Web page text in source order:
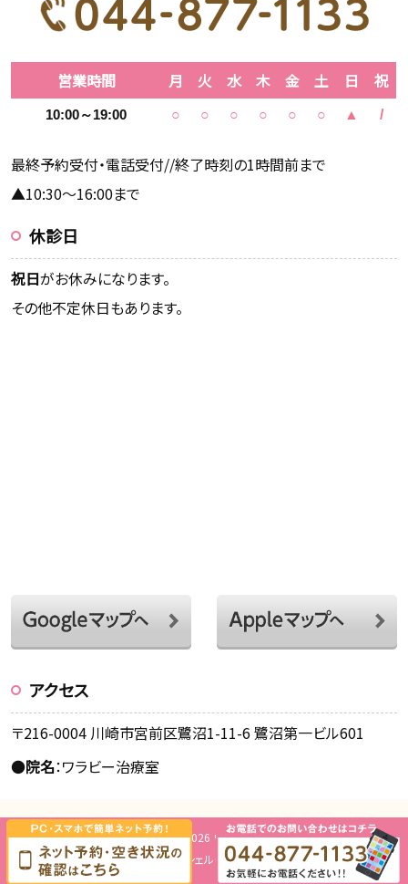
営業時間 月 火 水 木 金 土 日 祝
10:00～19:00 ○ ○ ○ ○ ○ ○ ▲ /
最終予約受付・電話受付//終了時刻の1時間前まで
▲10:30～16:00まで
休診日
祝日がお休みになります。
その他不定休日もあります。
アクセス
〒216-0004 川崎市宮前区鷺沼1-11-6 鷺沼第一ビル601
●院名：ワラビー治療室
Copyright © 2026 ワラビー治療室.
Design byミッシェル・グリーン